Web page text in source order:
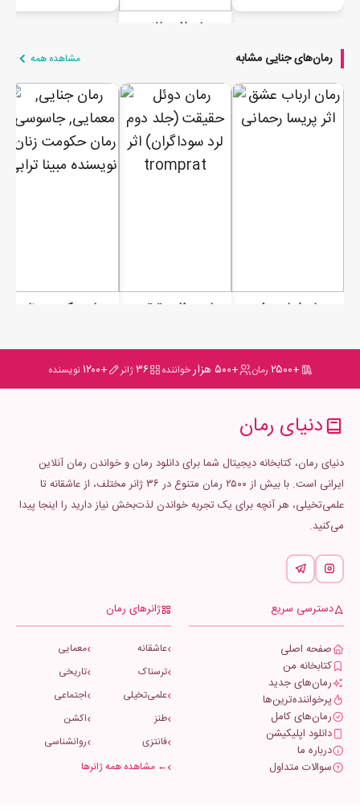
رمان افق طلایی
رمان‌های جنایی مشابه مشاهده همه
رمان ارباب عشق رمان حکومت زنان
+۲۵۰۰ رمان +۵۰۰ هزار خواننده ۳۶ژانر +۱۲۰۰ نویسنده
دنیای رمان
دنیای رمان، کتابخانه دیجیتال شما برای دانلود رمان و خواندن رمان آنلاین
ایرانی است. با بیش از ۲۵۰۰ رمان متنوع در ۳۶ ژانر مختلف، از عاشقانه تا
علمی‌تخیلی، هر آنچه برای یک تجربه خواندن لذت‌بخش نیاز دارید را اینجا پیدا
می‌کنید.
دسترسی سریع
صفحه اصلی
کتابخانه من
رمان‌های جدید
پرخواننده‌ترین‌ها
رمان‌های کامل
دانلود اپلیکیشن
درباره ما
سوالات متداول
ژانرهای رمان
عاشقانه
معمایی
ترسناک
تاریخی
علمی‌تخیلی
اجتماعی
طنز
اکشن
فانتزی
روانشناسی
← مشاهده همه ژانرها